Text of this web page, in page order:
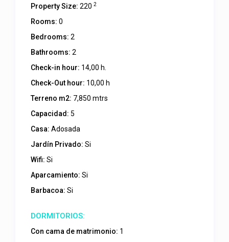
Property Size: 2202
Rooms: 0
Bedrooms: 2
Bathrooms: 2
Check-in hour: 14,00 h.
Check-Out hour: 10,00 h
Terreno m2: 7,850 mtrs
Capacidad: 5
Casa: Adosada
Jardín Privado: Si
Wifi: Si
Aparcamiento: Si
Barbacoa: Si
Con cama de matrimonio: 1